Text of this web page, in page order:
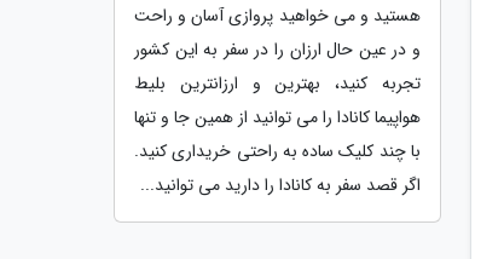
هستید و می خواهید پروازی آسان و راحت
و در عین حال ارزان را در سفر به این کشور
تجربه کنید، بهترین و ارزانترین بلیط
هواپیما کانادا را می توانید از همین جا و تنها
با چند کلیک ساده به راحتی خریداری کنید.
اگر قصد سفر به کانادا را دارید می توانید...